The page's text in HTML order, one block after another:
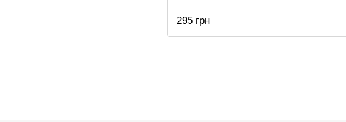
295 грн